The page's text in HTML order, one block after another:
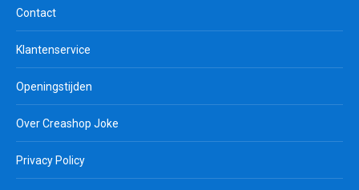
Contact
Klantenservice
Openingstijden
Over Creashop Joke
Privacy Policy